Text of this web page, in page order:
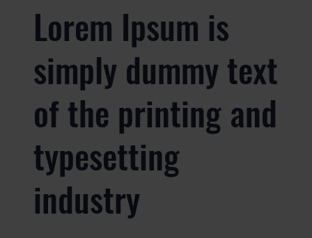
Lorem Ipsum is
simply dummy text
of the printing and
typesetting
industry